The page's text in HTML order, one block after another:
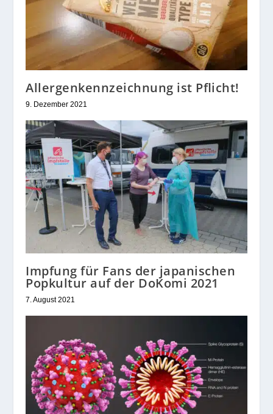
Allergenkennzeichnung ist Pflicht!
9. Dezember 2021
Impfung für Fans der japanischen
Popkultur auf der DoKomi 2021
7. August 2021